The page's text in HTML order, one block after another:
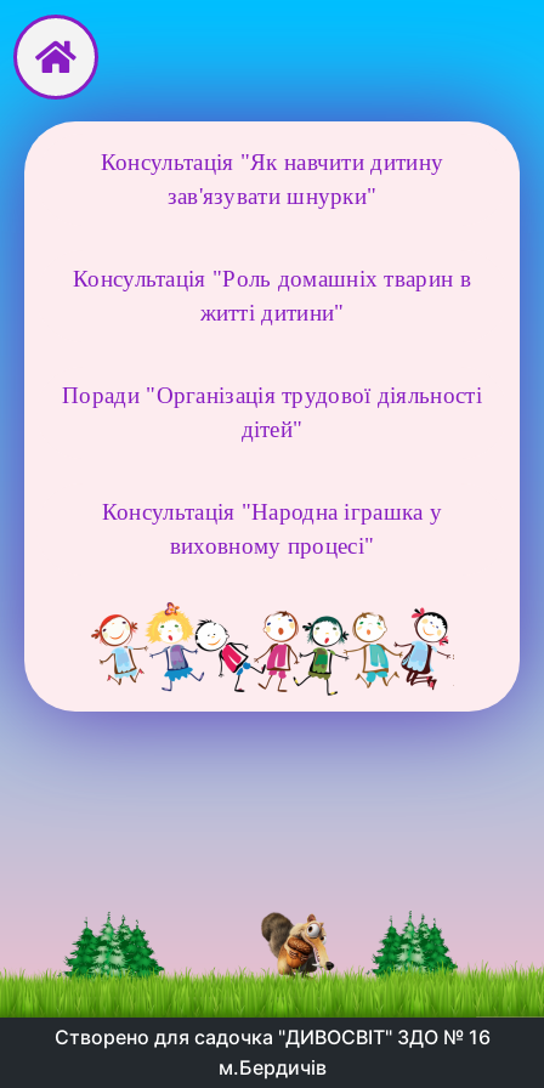
Перейти
до
вмісту
Консультація "Як навчити дитину
зав'язувати шнурки"
Консультація "Роль домашніх тварин в
житті дитини"
Поради "Організація трудової діяльності
дітей"
Консультація "Народна іграшка у
виховному процесі"
Створено для садочка "ДИВОСВІТ" ЗДО № 16
м.Бердичів